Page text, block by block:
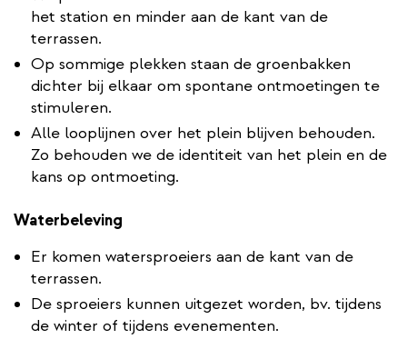
het station en minder aan de kant van de
terrassen.
Op sommige plekken staan de groenbakken
dichter bij elkaar om spontane ontmoetingen te
stimuleren.
Alle looplijnen over het plein blijven behouden.
Zo behouden we de identiteit van het plein en de
kans op ontmoeting.
Waterbeleving
Er komen watersproeiers aan de kant van de
terrassen.
De sproeiers kunnen uitgezet worden, bv. tijdens
de winter of tijdens evenementen.